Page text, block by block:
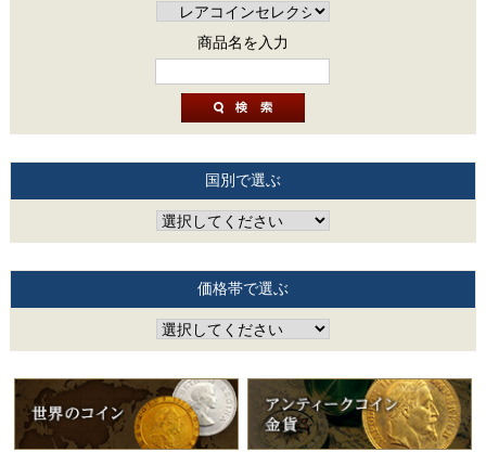
商品名を入力
国別で選ぶ
価格帯で選ぶ